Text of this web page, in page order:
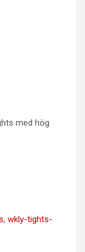
med hög
, wkly-tights-